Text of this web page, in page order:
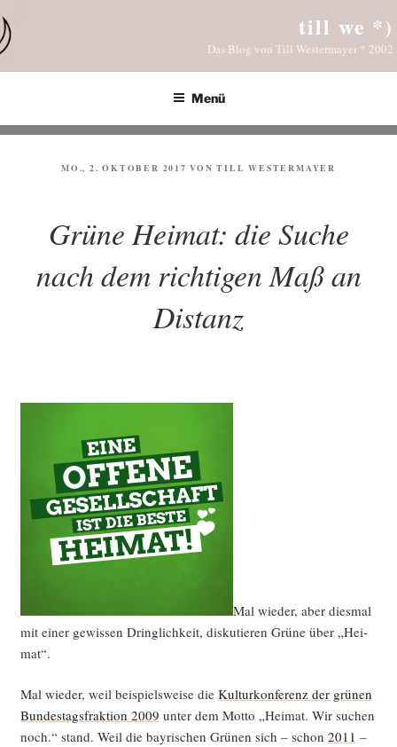
Inhalt
springen
till we *)
Das Blog von Till Westermayer * 2002
Menü
VERÖFFENTLICHT
MO., 2. OKTOBER 2017 VONTILL WESTERMAYER
Grüne Heimat: die Suche
nach dem richtigen Maß an
Distanz
Mal wie­der, aber dies­mal
mit einer gewis­sen Dring­lich­keit, dis­ku­tie­ren Grü­ne über „Hei­
mat“.
Mal wie­der, weil bei­spiels­wei­se die Kul­tur­kon­fe­renz der grü­nen
Bun­des­tags­frak­ti­on 2009 unter dem Mot­to „Hei­mat. Wir suchen
noch.“ stand. Weil die bay­ri­schen Grü­nen sich – schon 2011 –